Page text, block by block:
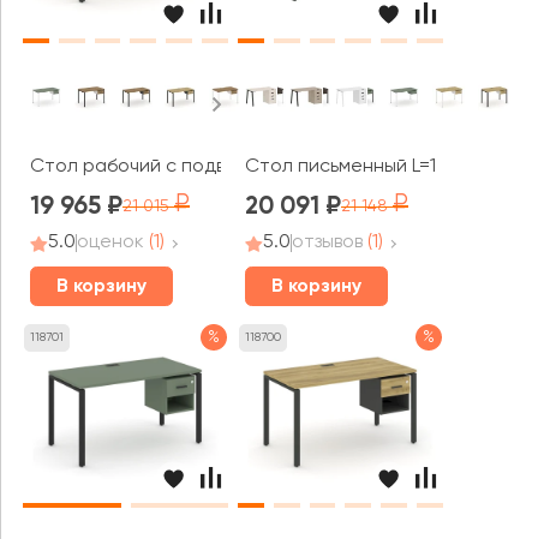
Стол рабочий с подвесной тумбой с одним ящ. CN.SP-
19 965 21 015
5.0оценок (1)
В корзину
Стол письменный L=1780мм
20 091 21 148
5.0отзывов (1)
В корзину
118701 % 118700 %